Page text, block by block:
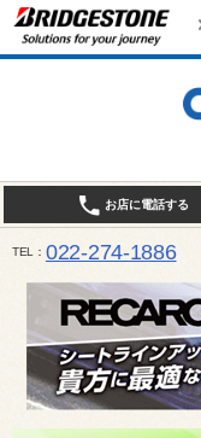
お店に電話する
TEL 022-274-1886